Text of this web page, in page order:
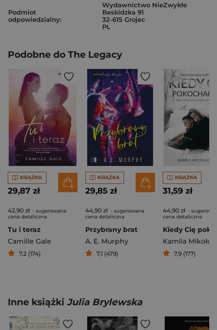
Podmiot
odpowiedzialny:
Wydawnictwo NieZwykłe
Beskidzka 91
32-615 Grojec
PL
Podobne do The Legacy
KSIĄŻKA
29,87 zł
42,90 zł - sugerowana
cena detaliczna
Tu i teraz
Camille Gale
7,2 (174)
KSIĄŻKA
29,85 zł
44,90 zł - sugerowana
cena detaliczna
Przybrany brat
A. E. Murphy
7,1 (479)
KSIĄŻKA
31,59 zł
44,90 zł -
cena detaliczna
Kamila
7,9 (177)
Inne książki Julia Brylewska